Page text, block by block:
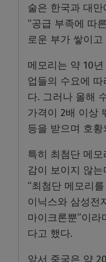
술은 한국과 대
“공급 부족에 따
로운 부가 쌓이고
메모리는 약 10
업들의 수요에
다. 그러나 올해
가격이 2배 이상
등을 받으며 호
특히 최첨단 메
감이 보이지 않
“최첨단 메모리
이닉스와 삼성전
마이크론뿐”이
다고 했다.
앞서 중국은 약